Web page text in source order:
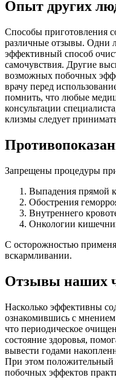
Опыт других
Способы приготовления
различные отзывы. Одни
эффективный способ
самочувствия. Другие
возможных побочных
врачу перед
помнить, что любые
консультации
клизмы следует
Запрещены процедуры
Выпадения прямой
Обострения
Внутреннего
Онкологии
С осторожностью
вскармливании.
Отзывы наших
Насколько эффективны
ознакомившись с
что периодическое
состояние здоровья,
вывести годами
При этом положительный
побочных эффектов